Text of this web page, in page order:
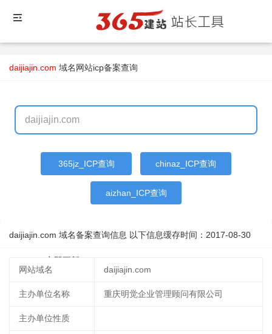
daijiajin.com 域名网站icp备案查询
365jz_ICP查询 chinaz_ICP查询
aizhan_ICP查询
daijiajin.com 域名备案查询信息 以下信息缓存时间： 2017-08-30
立即更新
网站域名
daijiajin.com
主办单位名称 重庆明觉企业管理顾问有限公司
主办单位性质